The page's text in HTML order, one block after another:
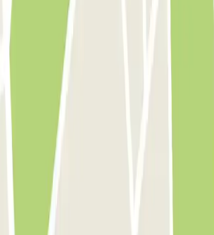
metodi di pagamento:
e di utilizzo
diritti riservati